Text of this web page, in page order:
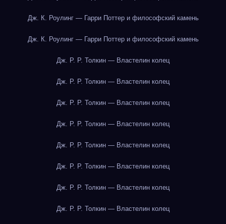
Дж. К. Роулинг — Гарри Поттер и философский камень
Дж. К. Роулинг — Гарри Поттер и философский камень
Дж. Р. Р. Толкин — Властелин колец
Дж. Р. Р. Толкин — Властелин колец
Дж. Р. Р. Толкин — Властелин колец
Дж. Р. Р. Толкин — Властелин колец
Дж. Р. Р. Толкин — Властелин колец
Дж. Р. Р. Толкин — Властелин колец
Дж. Р. Р. Толкин — Властелин колец
Дж. Р. Р. Толкин — Властелин колец